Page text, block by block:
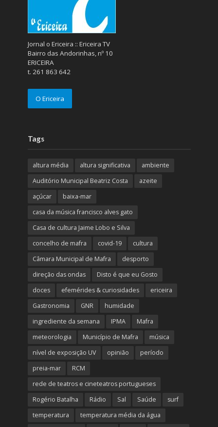
Jornal o Ericeira :: Ericeira TV
Bairro das Andorinhas, nº 10
ERICEIRA
t. 261 863 642
O Ericeira
Tags
altura média altura significativa
ambiente
Auditório Municipal Beatriz Costa
azeite
açúcar
baixa-mar
casa da música francisco alves gato
Casa de cultura Jaime Lobo e Silva
concelho de mafra
covid-19
cultura
Câmara Municipal de Mafra
desporto
direção das ondas
Disto é que eu Gosto
doces
efemérides & curiosidades
ericeira
Gastronomia
GNR
humidade
ingrediente da semana
IPMA
Mafra
meteorologia
Município de Mafra
música
nível de exposição UV
opinião
período
preia-mar
RCM
rede de teatros e cineteatros portugueses
Rogério Batalha
Rádio Sal Saúde
surf
temperatura
temperatura média da água